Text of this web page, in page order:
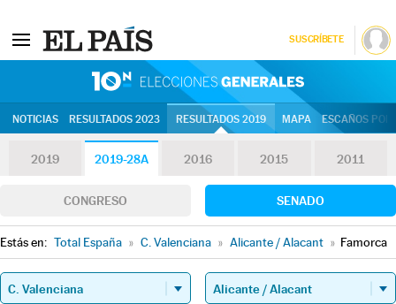
SUSCRÍBETE
NOTICIAS RESULTADOS 2023 RESULTADOS 2019 MAPA ESCAÑOS
2019 2019-28A 2016 2015 2011
CONGRESO SENADO
Estás en: Total España » C. Valenciana » Alicante / Alacant » Famorca